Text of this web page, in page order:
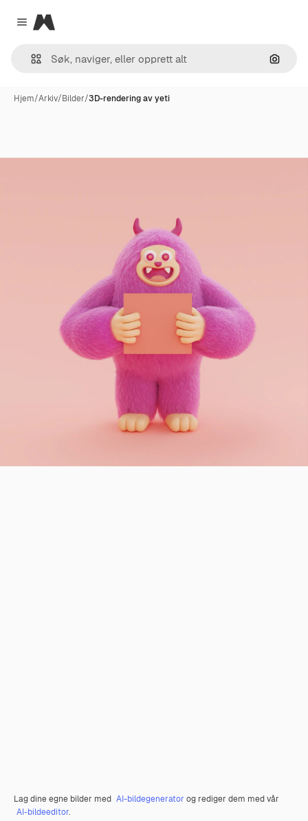
Close menu
Magnific
Søk
Hjem/Arkiv/Bilder/3D-rendering av yeti
Lag dine egne bilder med AI-bildegenerator og rediger dem med vår
AI-bildeeditor.